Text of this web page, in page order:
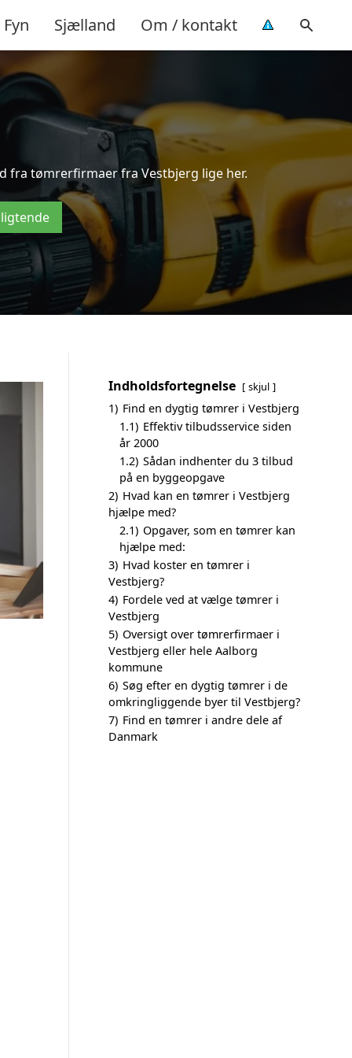
Fyn Sjælland Om / kontakt
fra tømrerfirmaer fra Vestbjerg lige her.
Indholdsfortegnelse skjul
1) Find en dygtig tømrer i Vestbjerg
1.1) Effektiv tilbudsservice siden
år 2000
1.2) Sådan indhenter du 3 tilbud
på en byggeopgave
2) Hvad kan en tømrer i Vestbjerg
hjælpe med?
2.1) Opgaver, som en tømrer kan
hjælpe med:
3) Hvad koster en tømrer i
Vestbjerg?
4) Fordele ved at vælge tømrer i
Vestbjerg
5) Oversigt over tømrerfirmaer i
Vestbjerg eller hele Aalborg
kommune
6) Søg efter en dygtig tømrer i de
omkringliggende byer til Vestbjerg?
7) Find en tømrer i andre dele af
Danmark